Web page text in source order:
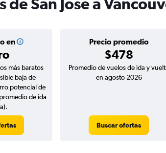
San Jose a
en Precio promedio
$478
más baratos
baja de
potencial de
de ida
Promedio de vuelos de ida y
en agosto 2026
Buscar ofertas